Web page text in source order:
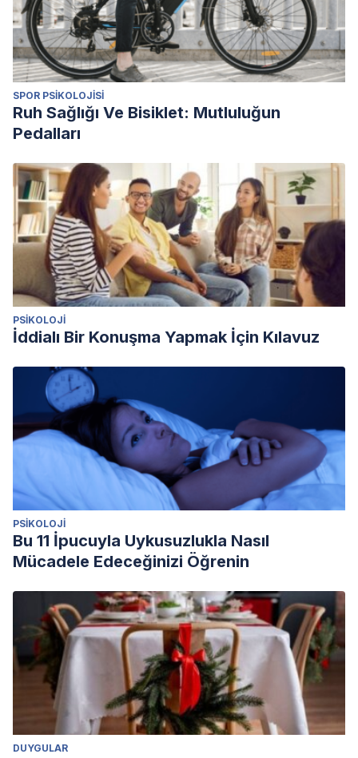
SPOR PSIKOLOJISI
Ruh Sağlığı Ve Bisiklet: Mutluluğun
Pedalları
PSIKOLOJI
İddialı Bir Konuşma Yapmak İçin Kılavuz
PSIKOLOJI
Bu 11 İpucuyla Uykusuzlukla Nasıl
Mücadele Edeceğinizi Öğrenin
DUYGULAR